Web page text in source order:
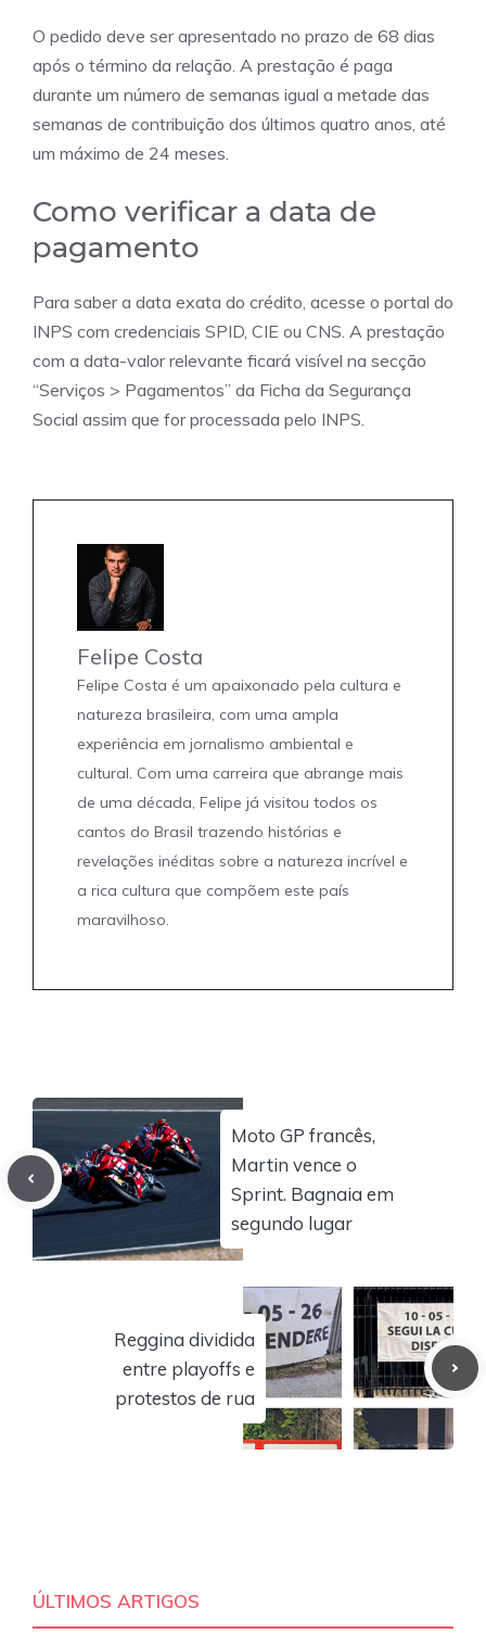
O pedido deve ser apresentado no prazo de 68 dias
após o término da relação. A prestação é paga
durante um número de semanas igual a metade das
semanas de contribuição dos últimos quatro anos, até
um máximo de 24 meses.
Como verificar a data de
pagamento
Para saber a data exata do crédito, acesse o portal do
INPS com credenciais SPID, CIE ou CNS. A prestação
com a data-valor relevante ficará visível na secção
“Serviços > Pagamentos” da Ficha da Segurança
Social assim que for processada pelo INPS.
Felipe Costa
Felipe Costa é um apaixonado pela cultura e
natureza brasileira, com uma ampla
experiência em jornalismo ambiental e
cultural. Com uma carreira que abrange mais
de uma década, Felipe já visitou todos os
cantos do Brasil trazendo histórias e
revelações inéditas sobre a natureza incrível e
a rica cultura que compõem este país
maravilhoso.
Moto GP francês,
Martin vence o
Sprint. Bagnaia em
segundo lugar
Reggina dividida
entre playoffs e
protestos de rua
ÚLTIMOS ARTIGOS